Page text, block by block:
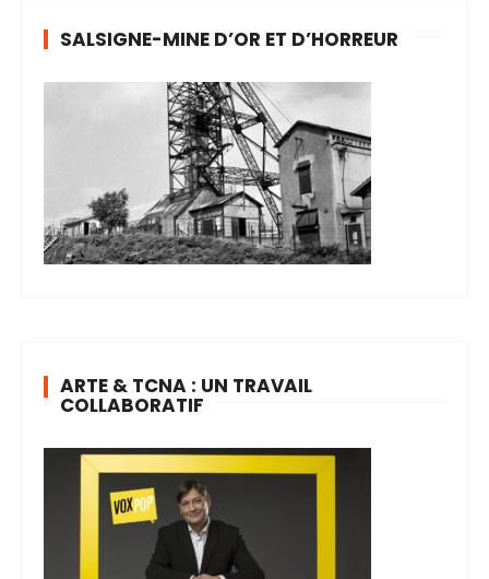
SALSIGNE-MINE D’OR ET D’HORREUR
ARTE & TCNA : UN TRAVAIL
COLLABORATIF